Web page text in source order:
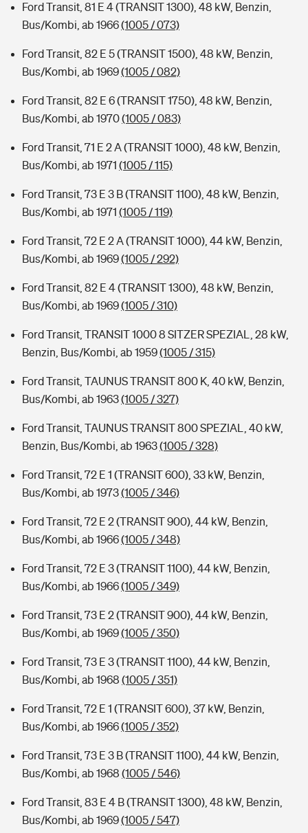
Ford Transit, 81 E 4 (TRANSIT 1300), 48 kW, Benzin,
Bus/Kombi, ab 1966(1005 / 073)
Ford Transit, 82 E 5 (TRANSIT 1500), 48 kW, Benzin,
Bus/Kombi, ab 1969(1005 / 082)
Ford Transit, 82 E 6 (TRANSIT 1750), 48 kW, Benzin,
Bus/Kombi, ab 1970(1005 / 083)
Ford Transit, 71 E 2 A (TRANSIT 1000), 48 kW, Benzin,
Bus/Kombi, ab 1971 (1005 / 115)
Ford Transit, 73 E 3 B (TRANSIT 1100), 48 kW, Benzin,
Bus/Kombi, ab 1971 (1005 / 119)
Ford Transit, 72 E 2 A (TRANSIT 1000), 44 kW, Benzin,
Bus/Kombi, ab 1969(1005 / 292)
Ford Transit, 82 E 4 (TRANSIT 1300), 48 kW, Benzin,
Bus/Kombi, ab 1969(1005 / 310)
Ford Transit, TRANSIT 1000 8 SITZER SPEZIAL, 28 kW,
Benzin, Bus/Kombi, ab 1959(1005 / 315)
Ford Transit, TAUNUS TRANSIT 800 K, 40 kW, Benzin,
Bus/Kombi, ab 1963(1005 / 327)
Ford Transit, TAUNUS TRANSIT 800 SPEZIAL, 40 kW,
Benzin, Bus/Kombi, ab 1963(1005 / 328)
Ford Transit, 72 E 1 (TRANSIT 600), 33 kW, Benzin,
Bus/Kombi, ab 1973(1005 / 346)
Ford Transit, 72 E 2 (TRANSIT 900), 44 kW, Benzin,
Bus/Kombi, ab 1966(1005 / 348)
Ford Transit, 72 E 3 (TRANSIT 1100), 44 kW, Benzin,
Bus/Kombi, ab 1966(1005 / 349)
Ford Transit, 73 E 2 (TRANSIT 900), 44 kW, Benzin,
Bus/Kombi, ab 1969(1005 / 350)
Ford Transit, 73 E 3 (TRANSIT 1100), 44 kW, Benzin,
Bus/Kombi, ab 1968 (1005 / 351)
Ford Transit, 72 E 1 (TRANSIT 600), 37 kW, Benzin,
Bus/Kombi, ab 1966(1005 / 352)
Ford Transit, 73 E 3 B (TRANSIT 1100), 44 kW, Benzin,
Bus/Kombi, ab 1968 (1005 / 546)
Ford Transit, 83 E 4 B (TRANSIT 1300), 48 kW, Benzin,
Bus/Kombi, ab 1969(1005 / 547)